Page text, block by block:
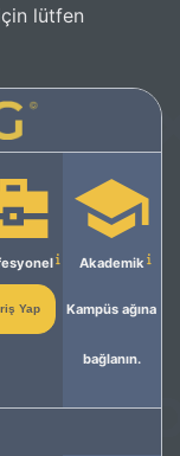
lütfen
Yap
Akademik
Kampüs ağına
bağlanın.